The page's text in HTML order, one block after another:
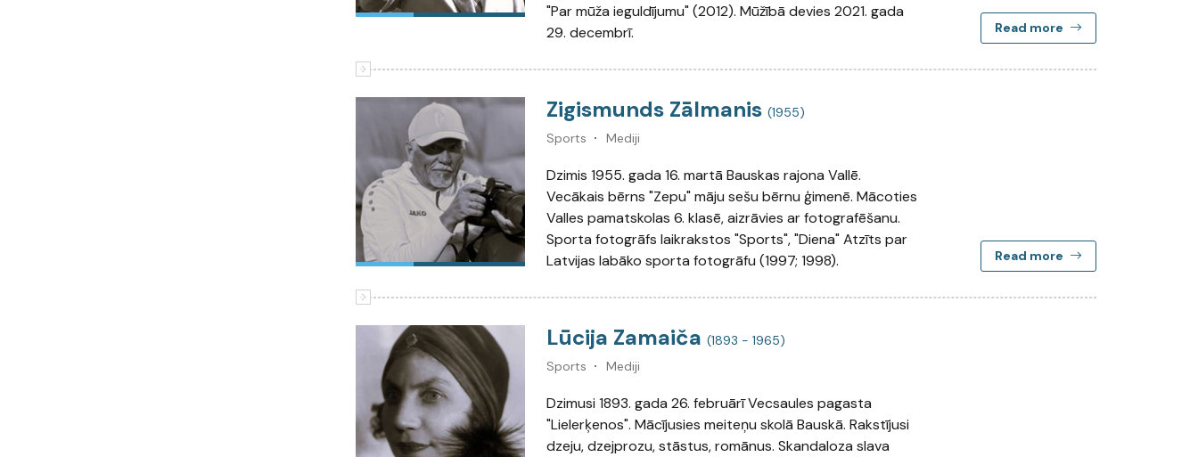
"Par mūža ieguldījumu" (2012). Mūžībā devies 2021. gada
29. decembrī.
Read more
Zigismunds Zālmanis (1955)
Sports
Mediji
Dzimis 1955. gada 16. martā Bauskas rajona Vallē.
Vecākais bērns "Zepu" māju sešu bērnu ģimenē. Mācoties
Valles pamatskolas 6. klasē, aizrāvies ar fotografēšanu.
Sporta fotogrāfs laikrakstos "Sports", "Diena" Atzīts par
Latvijas labāko sporta fotogrāfu (1997; 1998).
Read more
Lūcija Zamaiča (1893 - 1965)
Sports
Mediji
Dzimusi 1893. gada 26. februārī Vecsaules pagasta
"Lielerķenos". Mācījusies meiteņu skolā Bauskā. Rakstījusi
dzeju, dzejprozu, stāstus, romānus. Skandaloza slava